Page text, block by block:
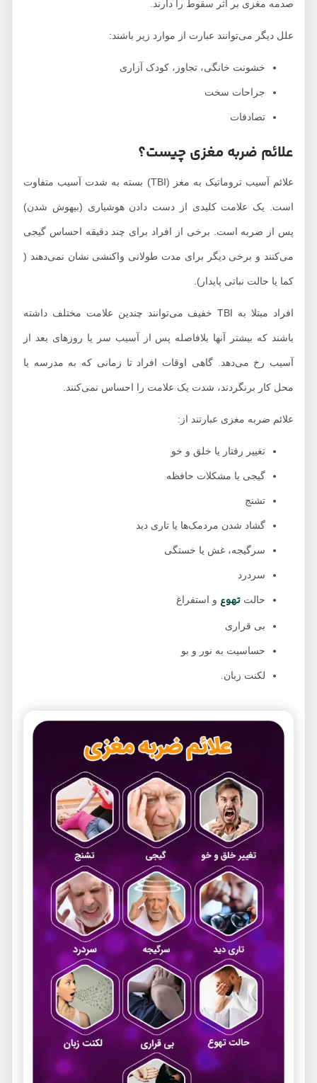
صدمه مغزی بر اثر سقوط را دارند.
علل دیگر می‌توانند عبارت از موارد زیر باشند:
خشونت خانگی، تجاوز، کودک آزاری
جراحات سخت
تصادفات
علائم ضربه مغزی چیست؟
علائم آسیب تروماتیک به مغز (TBI) بسته به شدت آسیب متفاوت
است. یک علامت کلیدی از دست دادن هوشیاری (بیهوش شدن)
پس از ضربه است. برخی از افراد برای چند دقیقه احساس گیجی
می‌کنند و برخی دیگر برای مدت طولانی واکنشی نشان نمی‌دهند (
کما یا حالت نباتی پایدار).
افراد مبتلا به TBI خفیف می‌توانند چندین علامت مختلف داشته
باشند که بیشتر آنها بلافاصله پس از آسیب سر یا روزهای بعد از
آسیب رخ می‌دهد. گاهی اوقات افراد تا زمانی که به مدرسه یا
محل کار برنگردند، شدت یک علامت را احساس نمی‌کنند.
علائم ضربه مغزی عبارتند از:
تغییر رفتار یا خلق و خو
گیجی یا مشکلات حافظه
تشنج
گشاد شدن مردمک‌ها یا تاری دید
سرگیجه، غش یا خستگی
سردرد
حالتتهوع و استفراغ
بی قراری
حساسیت به نور و بو
لکنت زبان.